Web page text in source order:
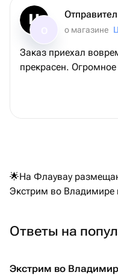
о магазине
Заказ приехал
прекрасен.
🌟На Флаувау
Экстрим во Владимире
Ответы на
Экстрим во